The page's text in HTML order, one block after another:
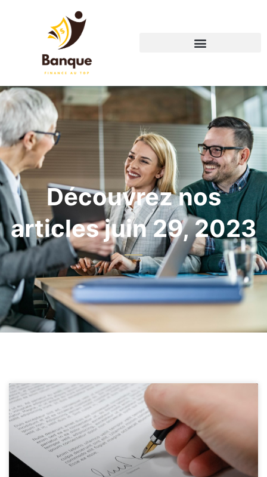
Découvrez nos
articles juin 29, 2023